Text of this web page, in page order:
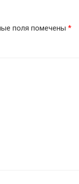
поля помечены *